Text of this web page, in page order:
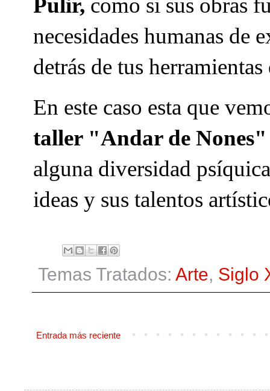
Pulir, como si sus obras
necesidades humanas de
detrás de tus
En este caso esta que
taller "Andar de Nones"
alguna diversidad
ideas y sus talentos
Temas Tratados: Arte, Siglo
Entrada más reciente